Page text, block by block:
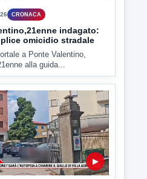
CRONACA
Sarà
settimana l'incarico...